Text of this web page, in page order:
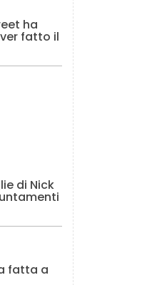
ha
fatto il
di Nick
fatta a